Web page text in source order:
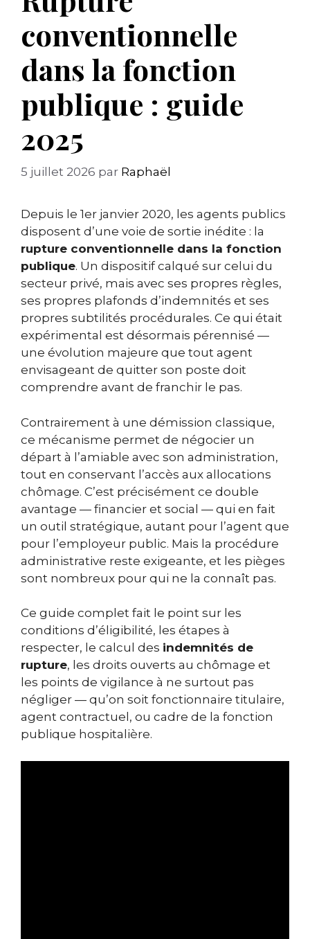
conventionnelle
dans la fonction
publique : guide
2025
5 juillet 2026 par Raphaël
Depuis le 1er janvier 2020, les agents publics
disposent d’une voie de sortie inédite : la
rupture conventionnelle dans la fonction
publique. Un dispositif calqué sur celui du
secteur privé, mais avec ses propres règles,
ses propres plafonds d’indemnités et ses
propres subtilités procédurales. Ce qui était
expérimental est désormais pérennisé —
une évolution majeure que tout agent
envisageant de quitter son poste doit
comprendre avant de franchir le pas.
Contrairement à une démission classique,
ce mécanisme permet de négocier un
départ à l’amiable avec son administration,
tout en conservant l’accès aux allocations
chômage. C’est précisément ce double
avantage — financier et social — qui en fait
un outil stratégique, autant pour l’agent que
pour l’employeur public. Mais la procédure
administrative reste exigeante, et les pièges
sont nombreux pour qui ne la connaît pas.
Ce guide complet fait le point sur les
conditions d’éligibilité, les étapes à
respecter, le calcul des indemnités de
rupture, les droits ouverts au chômage et
les points de vigilance à ne surtout pas
négliger — qu’on soit fonctionnaire titulaire,
agent contractuel, ou cadre de la fonction
publique hospitalière.